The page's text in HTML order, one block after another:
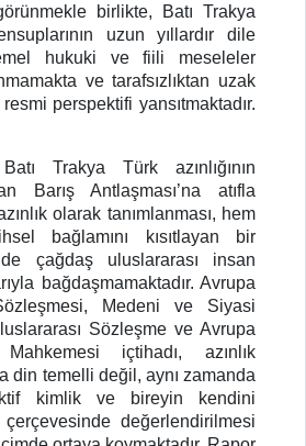
birlikte, Batı Trakya
uzun yıllardır dile
hukuki ve fiili meseleler
ve tarafsızlıktan uzak
perspektifi yansıtmaktadır.
Trakya Türk azınlığının
Barış Antlaşması’na atıfla
olarak tanımlanması, hem
bağlamını kısıtlayan bir
çağdaş uluslararası insan
bağdaşmamaktadır. Avrupa
Medeni ve Siyasi
Sözleşme ve Avrupa
içtihadı, azınlık
din temelli değil, aynı zamanda
kimlik ve bireyin kendini
çerçevesinde değerlendirilmesi